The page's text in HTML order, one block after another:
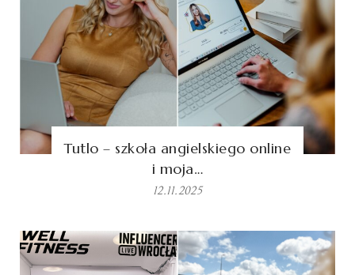
Tutlo – szkoła angielskiego online
i moja…
12.11.2025